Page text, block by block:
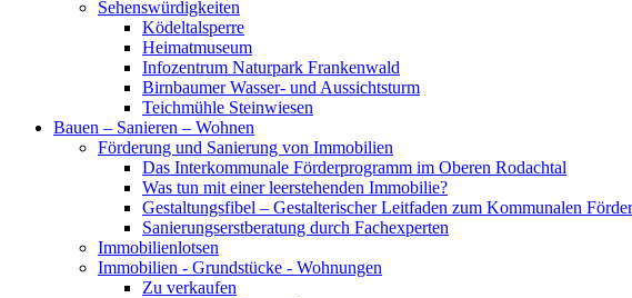
Sehenswürdigkeiten
Ködeltalsperre
Heimatmuseum
Infozentrum Naturpark Frankenwald
Birnbaumer Wasser- und Aussichtsturm
Teichmühle Steinwiesen
Bauen – Sanieren – Wohnen
Förderung und Sanierung von Immobilien
Das Interkommunale Förderprogramm im Oberen Rodachtal
Was tun mit einer leerstehenden Immobilie?
Gestaltungsfibel – Gestalterischer Leitfaden zum Kommunalen
Sanierungserstberatung durch Fachexperten
Immobilienlotsen
Immobilien - Grundstücke - Wohnungen
Zu verkaufen